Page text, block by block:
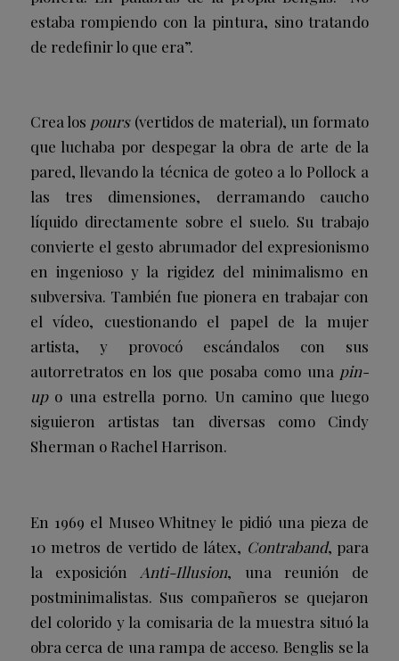
estaba rompiendo con la pintura, sino tratando
de redefinir lo que era”.
Crea los pours(vertidos de material), un formato
que luchaba por despegar la obra de arte de la
pared, llevando la técnica de goteo a lo Pollock a
las tres dimensiones, derramando caucho
líquido directamente sobre el suelo. Su trabajo
convierte el gesto abrumador del expresionismo
en ingenioso y la rigidez del minimalismo en
subversiva. También fue pionera en trabajar con
el vídeo, cuestionando el papel de la mujer
artista, y provocó escándalos con sus
autorretratos en los que posaba como una pin-
upo una estrella porno. Un camino que luego
siguieron artistas tan diversas como Cindy
Sherman o Rachel Harrison.
En 1969 el Museo Whitney le pidió una pieza de
10 metros de vertido de látex, Contraband, para
la exposición Anti-Illusion, una reunión de
postminimalistas. Sus compañeros se quejaron
del colorido y la comisaria de la muestra situó la
obra cerca de una rampa de acceso. Benglis se la